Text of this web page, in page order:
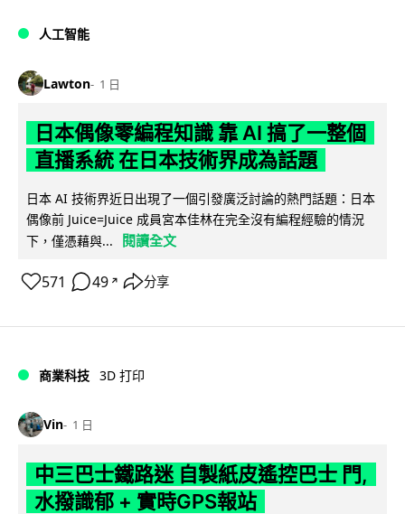
人工智能
Lawton 1 日
日本偶像零編程知識 靠 AI 搞了一整個
直播系統 在日本技術界成為話題
日本 AI 技術界近日出現了一個引發廣泛討論的熱門話題：日本
偶像前 Juice=Juice 成員宮本佳林在完全沒有編程經驗的情況
下，僅憑藉與...
閱讀全文
571 49 ↗ 分享
商業科技 3D 打印
Vin 1 日
中三巴士鐵路迷 自製紙皮遙控巴士 門,
水撥識郁 + 實時GPS報站